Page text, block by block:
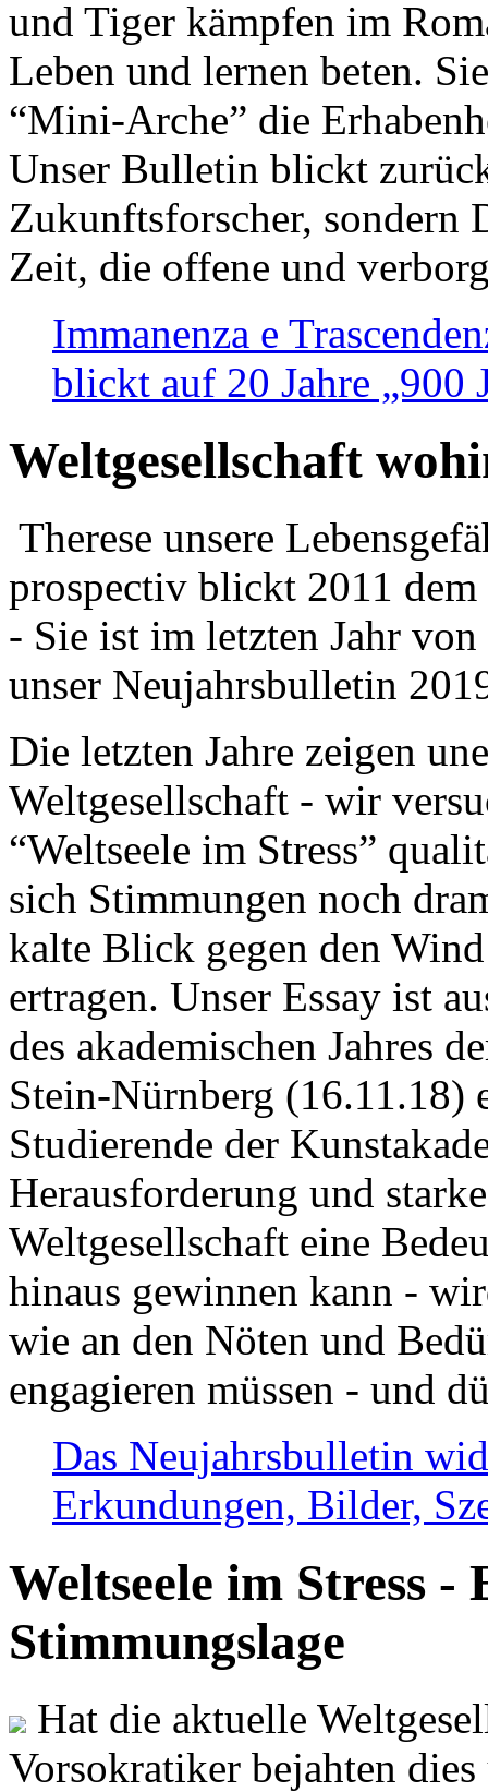
und Tiger kämpfen im
Leben und lernen beten.
“Mini-Arche” die
Unser Bulletin blickt
Zukunftsforscher, sondern
Zeit, die offene und
Immanenza e
blickt auf 20 Jahre „900
Weltgesellschaft
Therese unsere
prospectiv blickt 2011
- Sie ist im letzten Jahr
unser Neujahrsbulletin
Die letzten Jahre zeigen
Weltgesellschaft - wir
“Weltseele im Stress”
sich Stimmungen noch
kalte Blick gegen den
ertragen. Unser Essay ist
des akademischen Jahres
Stein-Nürnberg (16.11.18)
Studierende der
Herausforderung und
Weltgesellschaft eine
hinaus gewinnen kann -
wie an den Nöten und
engagieren müssen - und
Das Neujahrsbulletin
Erkundungen, Bilder,
Weltseele im Stress -
Stimmungslage
Hat die aktuelle
Vorsokratiker bejahten